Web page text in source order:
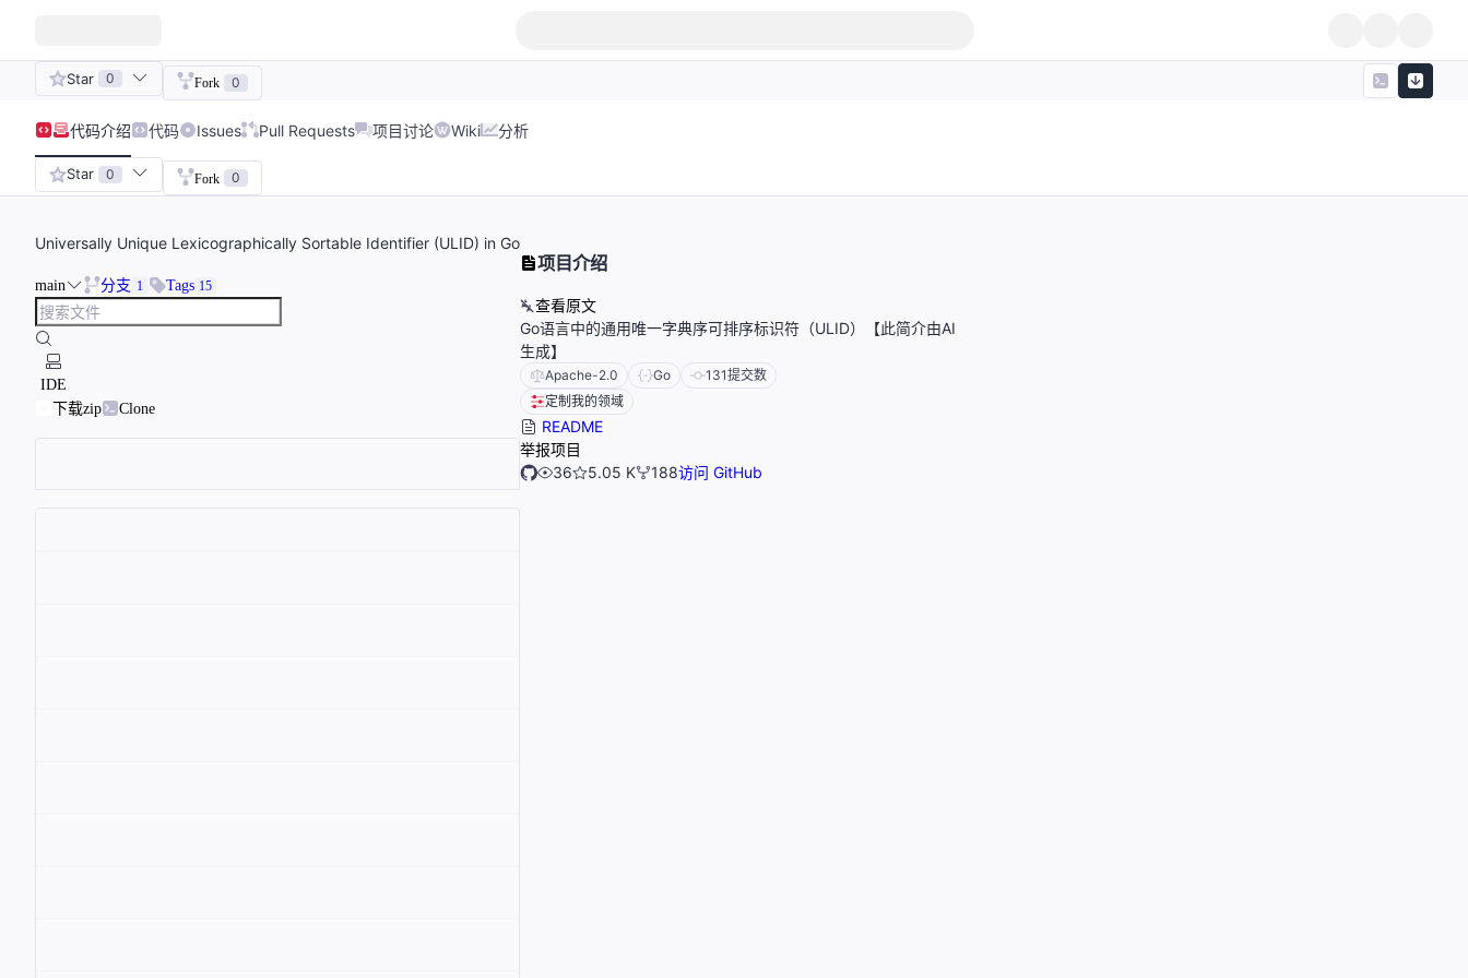
Star 0 Fork 0
代码介绍 代码 Issues Pull Requests 项目讨论 Wiki 分析
Star 0 Fork 0
Universally Unique Lexicographically Sortable Identifier (ULID) in Go
main 分支 1 Tags 15
IDE
下载zip
Clone
项目介绍
查看原文
Go语言中的通用唯一字典序可排序标识符（ULID）【此简介由AI
生成】
Apache-2.0 Go 131提交数
定制我的领域
README
举报项目
36
5.05 K 188访问 GitHub